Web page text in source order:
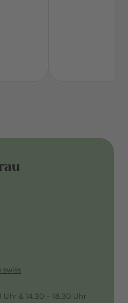
& 14.30 – 18.30 Uhr